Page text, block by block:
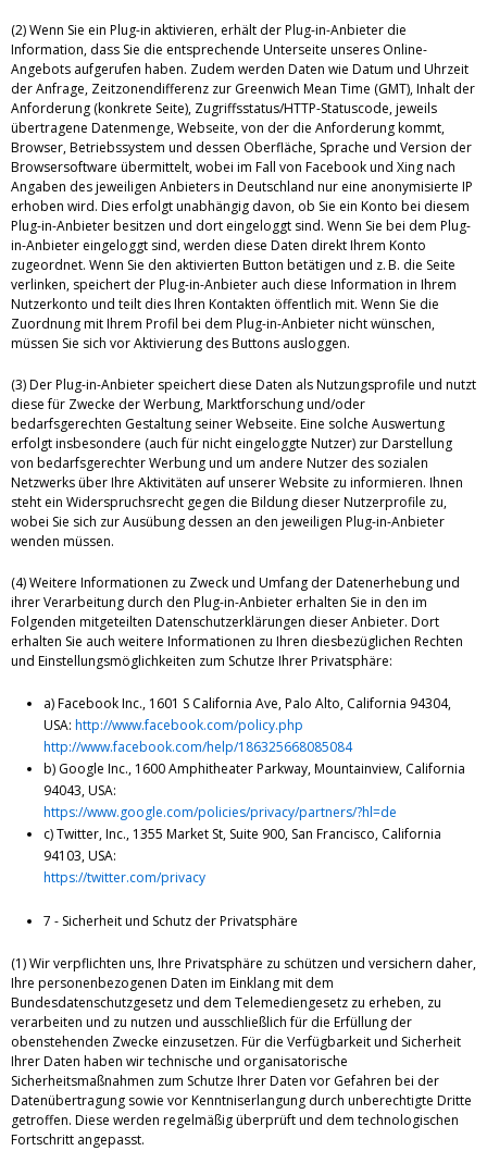
(2) Wenn Sie ein Plug-in aktivieren, erhält der Plug-in-Anbieter die
Information, dass Sie die entsprechende Unterseite unseres Online-
Angebots aufgerufen haben. Zudem werden Daten wie Datum und Uhrzeit
der Anfrage, Zeitzonendifferenz zur Greenwich Mean Time (GMT), Inhalt der
Anforderung (konkrete Seite), Zugriffsstatus/HTTP-Statuscode, jeweils
übertragene Datenmenge, Webseite, von der die Anforderung kommt,
Browser, Betriebssystem und dessen Oberfläche, Sprache und Version der
Browsersoftware übermittelt, wobei im Fall von Facebook und Xing nach
Angaben des jeweiligen Anbieters in Deutschland nur eine anonymisierte IP
erhoben wird. Dies erfolgt unabhängig davon, ob Sie ein Konto bei diesem
Plug-in-Anbieter besitzen und dort eingeloggt sind. Wenn Sie bei dem Plug-
in-Anbieter eingeloggt sind, werden diese Daten direkt Ihrem Konto
zugeordnet. Wenn Sie den aktivierten Button betätigen und z. B. die Seite
verlinken, speichert der Plug-in-Anbieter auch diese Information in Ihrem
Nutzerkonto und teilt dies Ihren Kontakten öffentlich mit. Wenn Sie die
Zuordnung mit Ihrem Profil bei dem Plug-in-Anbieter nicht wünschen,
müssen Sie sich vor Aktivierung des Buttons ausloggen.
(3) Der Plug-in-Anbieter speichert diese Daten als Nutzungsprofile und nutzt
diese für Zwecke der Werbung, Marktforschung und/oder
bedarfsgerechten Gestaltung seiner Webseite. Eine solche Auswertung
erfolgt insbesondere (auch für nicht eingeloggte Nutzer) zur Darstellung
von bedarfsgerechter Werbung und um andere Nutzer des sozialen
Netzwerks über Ihre Aktivitäten auf unserer Website zu informieren. Ihnen
steht ein Widerspruchsrecht gegen die Bildung dieser Nutzerprofile zu,
wobei Sie sich zur Ausübung dessen an den jeweiligen Plug-in-Anbieter
wenden müssen.
(4) Weitere Informationen zu Zweck und Umfang der Datenerhebung und
ihrer Verarbeitung durch den Plug-in-Anbieter erhalten Sie in den im
Folgenden mitgeteilten Datenschutzerklärungen dieser Anbieter. Dort
erhalten Sie auch weitere Informationen zu Ihren diesbezüglichen Rechten
und Einstellungsmöglichkeiten zum Schutze Ihrer Privatsphäre:
a) Facebook Inc., 1601 S California Ave, Palo Alto, California 94304,
USA: http://www.facebook.com/policy.php
http://www.facebook.com/help/186325668085084
b) Google Inc., 1600 Amphitheater Parkway, Mountainview, California
94043, USA:
https://www.google.com/policies/privacy/partners/?hl=de
c) Twitter, Inc., 1355 Market St, Suite 900, San Francisco, California
94103, USA:
https://twitter.com/privacy
7 - Sicherheit und Schutz der Privatsphäre
(1) Wir verpflichten uns, Ihre Privatsphäre zu schützen und versichern daher,
Ihre personenbezogenen Daten im Einklang mit dem
Bundesdatenschutzgesetz und dem Telemediengesetz zu erheben, zu
verarbeiten und zu nutzen und ausschließlich für die Erfüllung der
obenstehenden Zwecke einzusetzen. Für die Verfügbarkeit und Sicherheit
Ihrer Daten haben wir technische und organisatorische
Sicherheitsmaßnahmen zum Schutze Ihrer Daten vor Gefahren bei der
Datenübertragung sowie vor Kenntniserlangung durch unberechtigte Dritte
getroffen. Diese werden regelmäßig überprüft und dem technologischen
Fortschritt angepasst.